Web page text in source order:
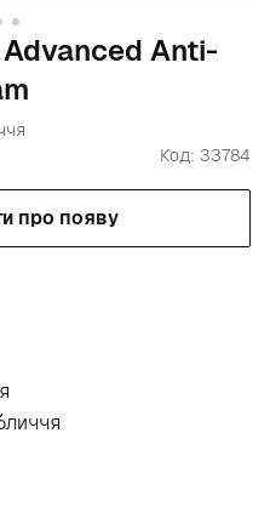
Anti-
Код: 33784
про появу